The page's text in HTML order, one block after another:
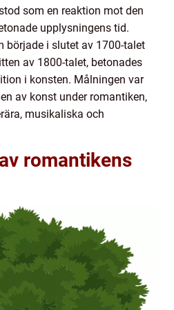
som en reaktion mot den
upplysningens tid.
började i slutet av 1700-talet
av 1800-talet, betonades
i konsten. Målningen var
av konst under romantiken,
musikaliska och
romantikens